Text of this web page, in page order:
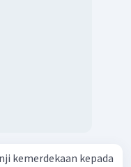
kemerdekaan kepada